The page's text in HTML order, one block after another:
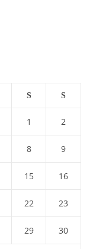
S S
1 2
8 9
15 16
22 23
29 30